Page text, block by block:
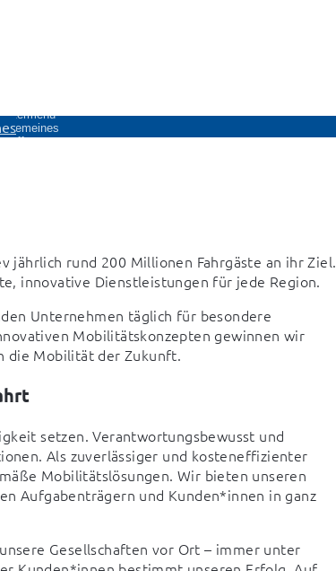
öffnen
rund 200 Millionen Fahrgäste an ihr Ziel.
innovative Dienstleistungen für jede Region.
Unternehmen täglich für besondere
Mobilitätskonzepten gewinnen wir
die Mobilität der Zukunft.
setzen. Verantwortungsbewusst und
Als zuverlässiger und kosteneffizienter
Mobilitätslösungen. Wir bieten unseren
Aufgabenträgern und Kunden*innen in ganz
Gesellschaften vor Ort – immer unter